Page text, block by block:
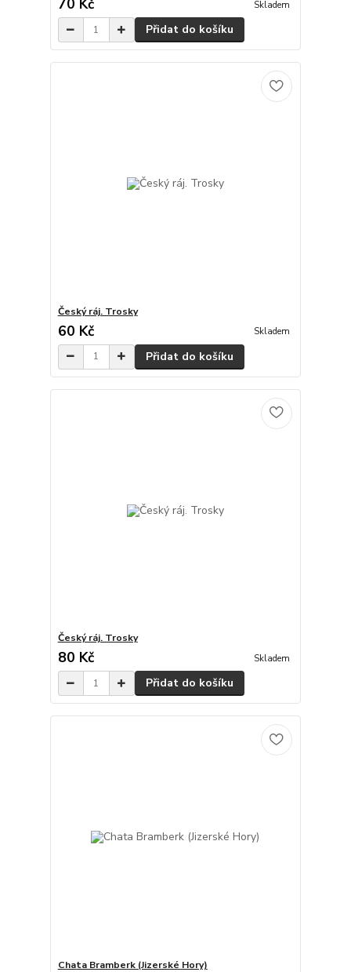
70 Kč Skladem
Přidat do košíku
Český ráj. Trosky
60 Kč Skladem
Přidat do košíku
Český ráj. Trosky
80 Kč Skladem
Přidat do košíku
Chata Bramberk (Jizerské Hory)